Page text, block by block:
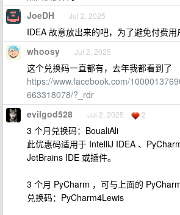
JoeDH Jul 2, 2025
IDEA 故意放出来的吧，为了避免付费用
whoosy Jul 2, 2025
这个兑换码一直都有，去年我都看到了
https://www.facebook.com/
663318078/?_rdr
evilgod528 Jul 2, 2025 2
3 个月兑换码：BoualiAli
此优惠码适用于 IntelliJ IDEA 、
JetBrains IDE 或插件。
3 个月 PyCharm ，可与上面的
兑换码：PyCharm4Lewis